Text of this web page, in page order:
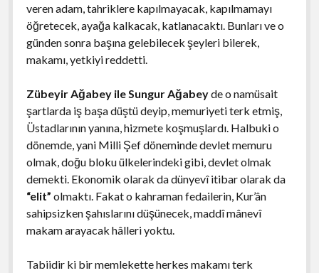
veren adam, tahriklere kapılmayacak, kapılmamayı
öğretecek, ayağa kalkacak, katlanacaktı. Bunları ve o
günden sonra başına gelebilecek şeyleri bilerek,
makamı, yetkiyi reddetti.
Zübeyir Ağabey ile Sungur Ağabeyde o namüsait
şartlarda iş başa düştü deyip, memuriyeti terk etmiş,
Üstadlarının yanına, hizmete koşmuşlardı. Halbuki o
dönemde, yani Milli Şef döneminde devlet memuru
olmak, doğu bloku ülkelerindeki gibi, devlet olmak
demekti. Ekonomik olarak da dünyevî itibar olarak da
“elit” olmaktı. Fakat o kahraman fedailerin, Kur’ân
sahipsizken şahıslarını düşünecek, maddî mânevî
makam arayacak hâlleri yoktu.
Tabiidir ki bir memlekette herkes makamı terk